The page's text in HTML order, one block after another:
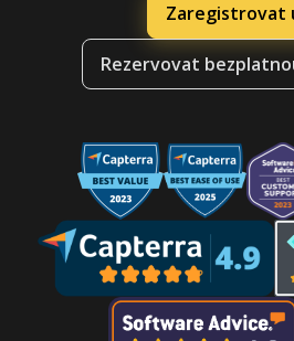
Zaregistrovat
Rezervovat